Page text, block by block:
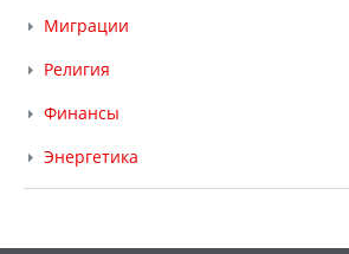
Миграции
Религия
Финансы
Энергетика